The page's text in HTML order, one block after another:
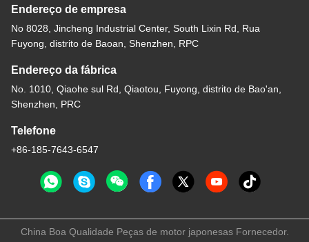
Endereço de empresa
No 8028, Jincheng Industrial Center, South Lixin Rd, Rua
Fuyong, distrito de Baoan, Shenzhen, RPC
Endereço da fábrica
No. 1010, Qiaohe sul Rd, Qiaotou, Fuyong, distrito de Bao'an,
Shenzhen, PRC
Telefone
+86-185-7643-6547
China Boa Qualidade Peças de motor japonesas Fornecedor.